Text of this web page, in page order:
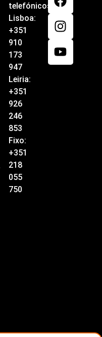
telefónicos
Lisboa:
+351
910
173
947
Leiria:
+351
926
246
853
Fixo:
+351
218
055
750